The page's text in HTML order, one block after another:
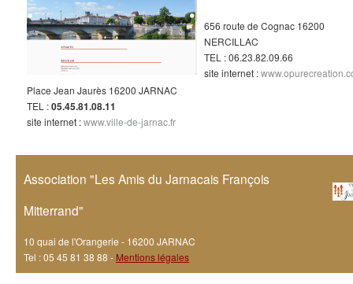
Place Jean Jaurès 16200 JARNAC
TEL :05.45.81.08.11
site internet :www.ville-de-jarnac.fr
656 route de Cognac 16200
NERCILLAC
TEL : 06.23.82.09.66
site internet :
Association "Les Amis du Jarnacais François
Mitterrand"
10 quai de l'Orangerie - 16200 JARNAC
Tel : 05 45 81 38 88 - Mentions légales